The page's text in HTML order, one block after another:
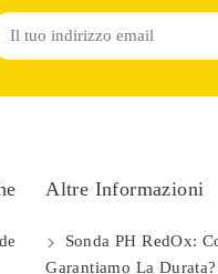
Altre Informazioni
Sonda PH RedOx:
Garantiamo La Durata?